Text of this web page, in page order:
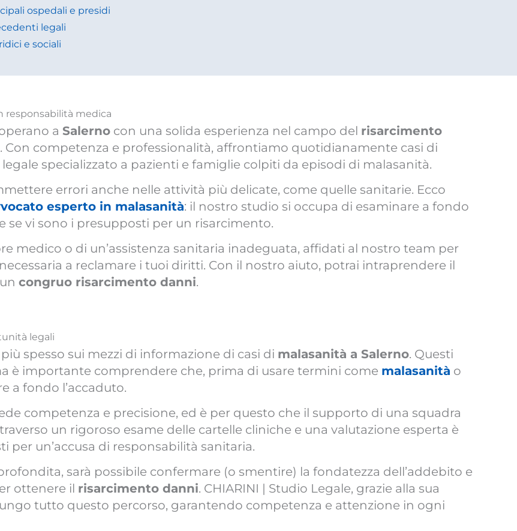
ospedali e presidi
legali
e sociali
responsabilità medica
a Salerno con una solida esperienza nel campo del risarcimento
. Con competenza e professionalità, affrontiamo quotidianamente casi di
specializzato a pazienti e famiglie colpiti da episodi di malasanità.
errori anche nelle attività più delicate, come quelle sanitarie. Ecco
esperto in malasanità: il nostro studio si occupa di esaminare a fondo
vi sono i presupposti per un risarcimento.
medico o di un’assistenza sanitaria inadeguata, affidati al nostro team per
necessaria a reclamare i tuoi diritti. Con il nostro aiuto, potrai intraprendere il
congruo risarcimento danni.
legali
spesso sui mezzi di informazione di casi di malasanità a Salerno. Questi
è importante comprendere che, prima di usare termini come malasanità o
a fondo l’accaduto.
competenza e precisione, ed è per questo che il supporto di una squadra
un rigoroso esame delle cartelle cliniche e una valutazione esperta è
per un’accusa di responsabilità sanitaria.
sarà possibile confermare (o smentire) la fondatezza dell’addebito e
ottenere il risarcimento danni. CHIARINI | Studio Legale, grazie alla sua
tutto questo percorso, garantendo competenza e attenzione in ogni